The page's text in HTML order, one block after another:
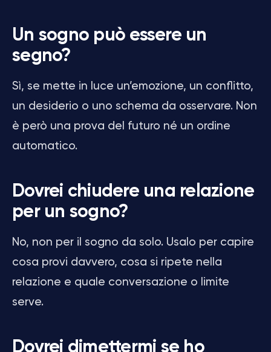
Un sogno può essere un
segno?
Sì, se mette in luce un’emozione, un conflitto,
un desiderio o uno schema da osservare. Non
è però una prova del futuro né un ordine
automatico.
Dovrei chiudere una relazione
per un sogno?
No, non per il sogno da solo. Usalo per capire
cosa provi davvero, cosa si ripete nella
relazione e quale conversazione o limite
serve.
Dovrei dimettermi se ho